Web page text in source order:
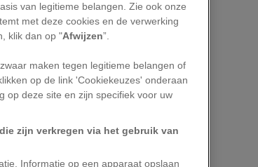
het
regels
vaak
van legitieme belangen. Zie ook onze
met deze cookies en de verwerking
klik dan op "Afwijzen”.
maken tegen legitieme belangen of
op de link 'Cookiekeuzes' onderaan
op deze site en zijn specifiek voor uw
zijn verkregen via het gebruik van
Informatie op een apparaat opslaan